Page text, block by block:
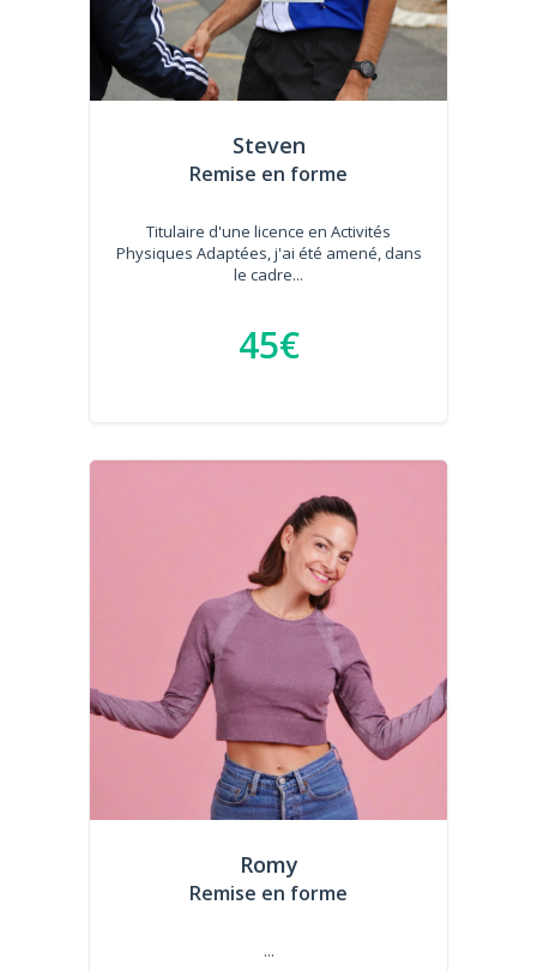
Steven
Remise en forme
Titulaire d'une licence en Activités
Physiques Adaptées, j'ai été amené, dans
le cadre...
45€
Romy
Remise en forme
...